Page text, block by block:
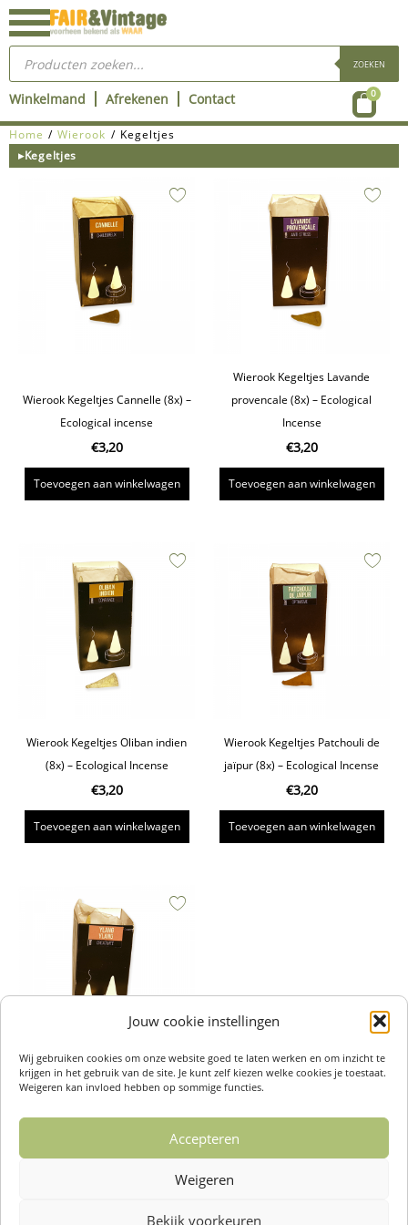
Jouw cookie instellingen
Wij gebruiken cookies om onze website goed te laten werken en om inzicht te
krijgen in het gebruik van de site. Je kunt zelf kiezen welke cookies je toestaat.
Weigeren kan invloed hebben op sommige functies.
Accepteren
Weigeren
Bekijk voorkeuren
Ga
naar
inhoud
Producten
zoeken ZOEKEN
Winkelmand Afrekenen Contact 0
Home /Wierook / Kegeltjes
▸Kegeltjes
Wierook Kegeltjes Cannelle (8x) –
Ecological incense
€3,20
Toevoegen aan winkelwagen
Wierook Kegeltjes Lavande
provencale (8x) – Ecological
Incense
€3,20
Toevoegen aan winkelwagen
Wierook Kegeltjes Oliban indien
(8x) – Ecological Incense
€3,20
Toevoegen aan winkelwagen
Wierook Kegeltjes Patchouli de
jaïpur (8x) – Ecological Incense
€3,20
Toevoegen aan winkelwagen
Wierook Kegeltjes Ylang ylang (8x)